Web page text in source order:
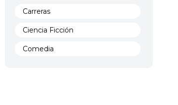
Carreras
Ciencia Ficción
Comedia